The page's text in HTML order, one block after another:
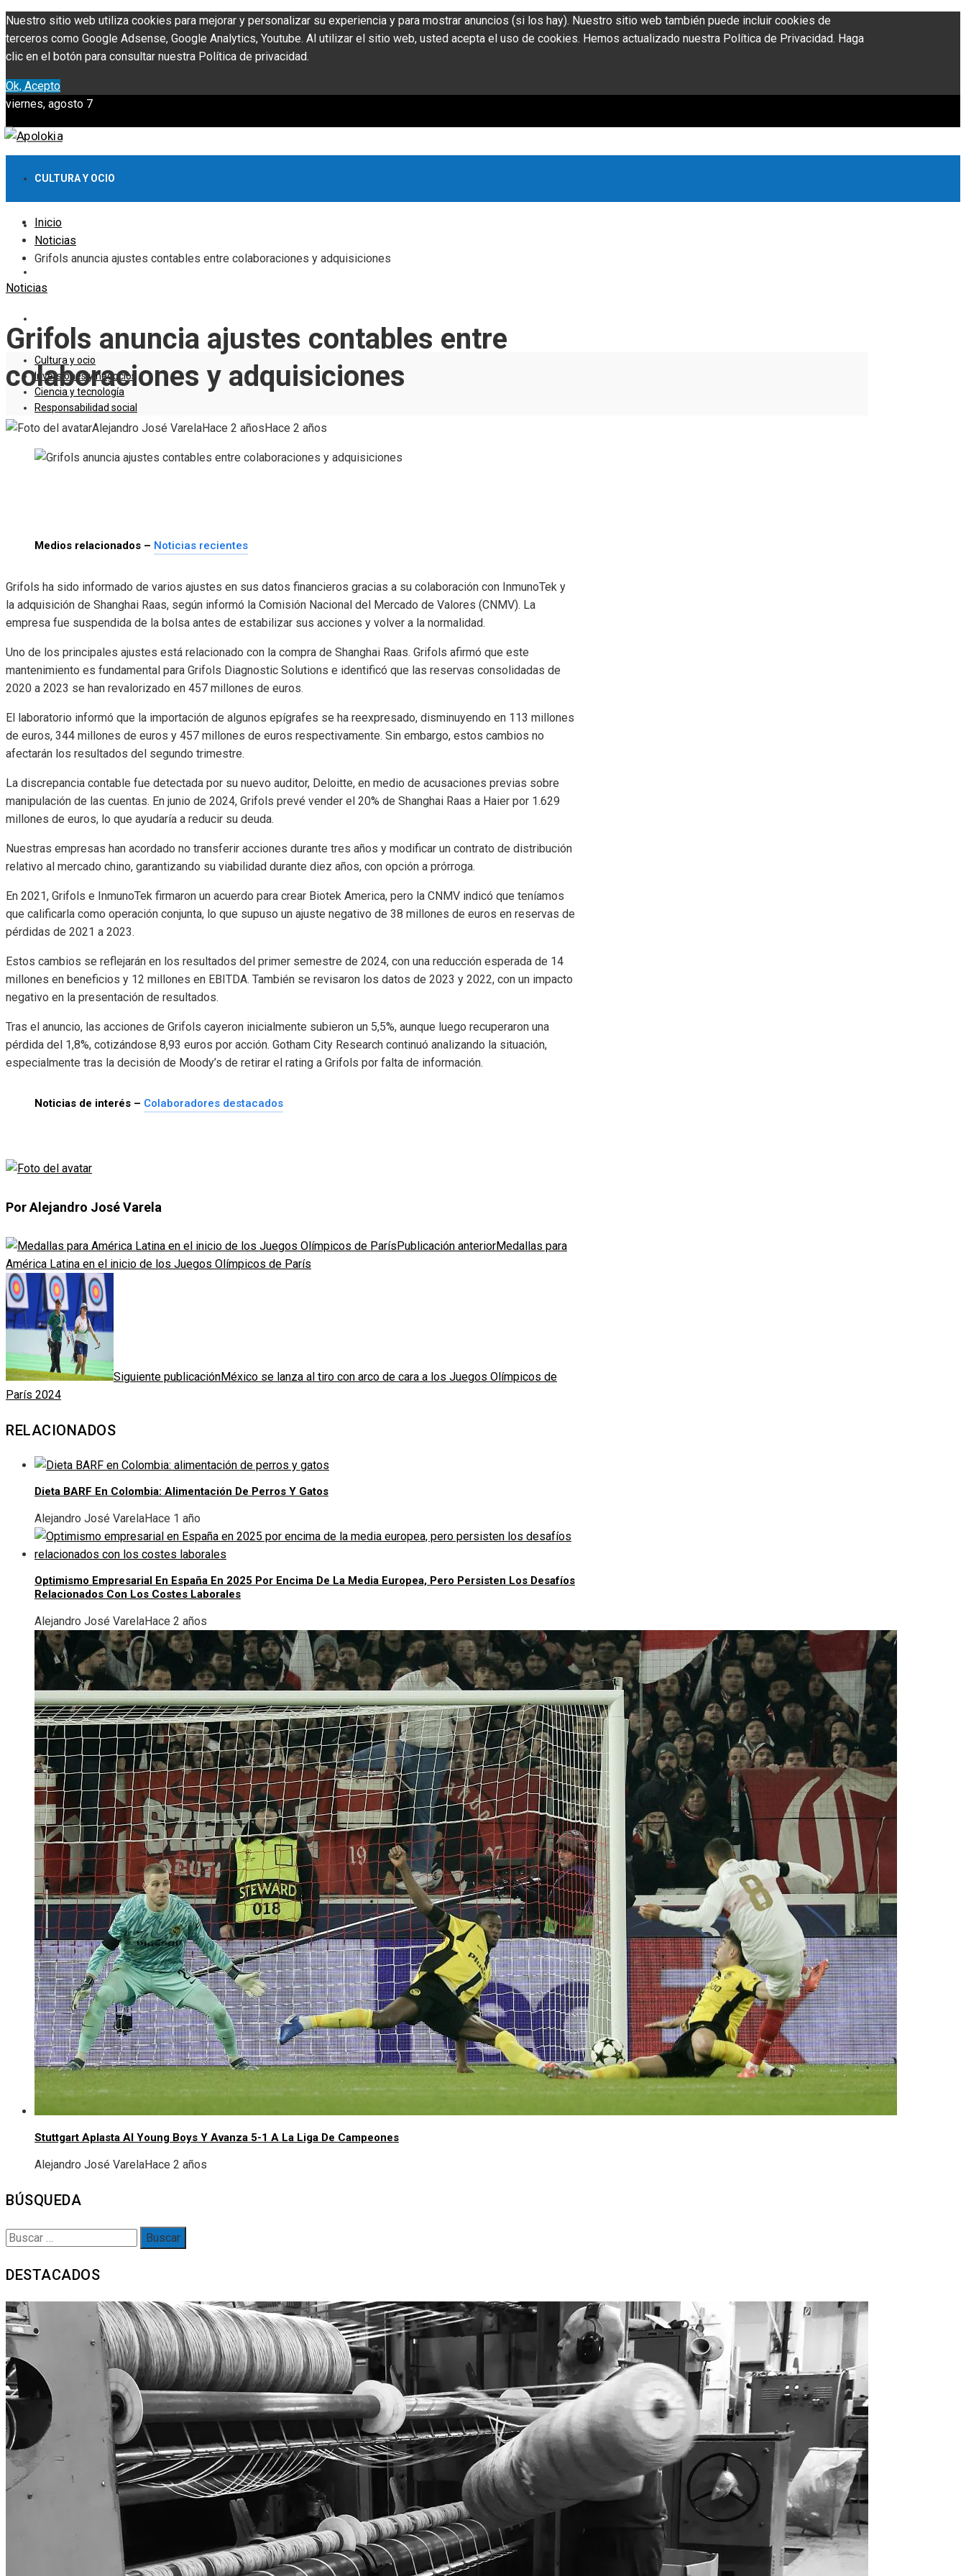
Nuestro sitio web utiliza cookies para mejorar y personalizar su experiencia y para mostrar anuncios (si los hay). Nuestro sitio web también puede incluir cookies de
terceros como Google Adsense, Google Analytics, Youtube. Al utilizar el sitio web, usted acepta el uso de cookies. Hemos actualizado nuestra Política de Privacidad. Haga
clic en el botón para consultar nuestra Política de privacidad.
Ok, Acepto
viernes, agosto 7
CULTURA Y OCIO
INVERSIONES Y NEGOCIOS
Cultura y ocio
Inversiones y negocios
Ciencia y tecnología
Responsabilidad social
Inicio
Noticias
Grifols anuncia ajustes contables entre colaboraciones y adquisiciones
Noticias
Grifols anuncia ajustes contables entre
colaboraciones y adquisiciones
Alejandro José VarelaHace 2 años Hace 2 años
Medios relacionados – Noticias recientes
Grifols ha sido informado de varios ajustes en sus datos financieros gracias a su colaboración con InmunoTek y
la adquisición de Shanghai Raas, según informó la Comisión Nacional del Mercado de Valores (CNMV). La
empresa fue suspendida de la bolsa antes de estabilizar sus acciones y volver a la normalidad.
Uno de los principales ajustes está relacionado con la compra de Shanghai Raas. Grifols afirmó que este
mantenimiento es fundamental para Grifols Diagnostic Solutions e identificó que las reservas consolidadas de
2020 a 2023 se han revalorizado en 457 millones de euros.
El laboratorio informó que la importación de algunos epígrafes se ha reexpresado, disminuyendo en 113 millones
de euros, 344 millones de euros y 457 millones de euros respectivamente. Sin embargo, estos cambios no
afectarán los resultados del segundo trimestre.
La discrepancia contable fue detectada por su nuevo auditor, Deloitte, en medio de acusaciones previas sobre
manipulación de las cuentas. En junio de 2024, Grifols prevé vender el 20% de Shanghai Raas a Haier por 1.629
millones de euros, lo que ayudaría a reducir su deuda.
Nuestras empresas han acordado no transferir acciones durante tres años y modificar un contrato de distribución
relativo al mercado chino, garantizando su viabilidad durante diez años, con opción a prórroga.
En 2021, Grifols e InmunoTek firmaron un acuerdo para crear Biotek America, pero la CNMV indicó que teníamos
que calificarla como operación conjunta, lo que supuso un ajuste negativo de 38 millones de euros en reservas de
pérdidas de 2021 a 2023.
Estos cambios se reflejarán en los resultados del primer semestre de 2024, con una reducción esperada de 14
millones en beneficios y 12 millones en EBITDA. También se revisaron los datos de 2023 y 2022, con un impacto
negativo en la presentación de resultados.
Tras el anuncio, las acciones de Grifols cayeron inicialmente subieron un 5,5%, aunque luego recuperaron una
pérdida del 1,8%, cotizándose 8,93 euros por acción. Gotham City Research continuó analizando la situación,
especialmente tras la decisión de Moody’s de retirar el rating a Grifols por falta de información.
Noticias de interés – Colaboradores destacados
Por Alejandro José Varela
Publicación anteriorMedallas para
América Latina en el inicio de los Juegos Olímpicos de París
Siguiente publicaciónMéxico se lanza al tiro con arco de cara a los Juegos Olímpicos de
París 2024
RELACIONADOS
Dieta BARF En Colombia: Alimentación De Perros Y Gatos
Alejandro José VarelaHace 1 año
Optimismo Empresarial En España En 2025 Por Encima De La Media Europea, Pero Persisten Los Desafíos
Relacionados Con Los Costes Laborales
Alejandro José VarelaHace 2 años
Stuttgart Aplasta Al Young Boys Y Avanza 5-1 A La Liga De Campeones
Alejandro José VarelaHace 2 años
BÚSQUEDA
Buscar:
DESTACADOS